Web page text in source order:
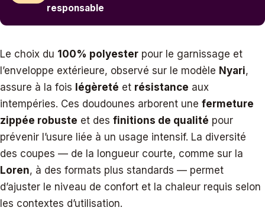
responsable
Le choix du 100% polyester pour le garnissage et
l’enveloppe extérieure, observé sur le modèle Nyari,
assure à la fois légèreté et résistance aux
intempéries. Ces doudounes arborent une fermeture
zippée robuste et des finitions de qualité pour
prévenir l’usure liée à un usage intensif. La diversité
des coupes — de la longueur courte, comme sur la
Loren, à des formats plus standards — permet
d’ajuster le niveau de confort et la chaleur requis selon
les contextes d’utilisation.